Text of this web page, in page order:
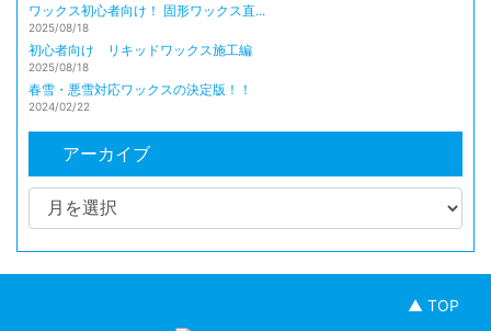
ワックス初心者向け！ 固形ワックス直...
2025/08/18
初心者向け リキッドワックス施工編
2025/08/18
春雪・悪雪対応ワックスの決定版！！
2024/02/22
アーカイブ
▲ TOP